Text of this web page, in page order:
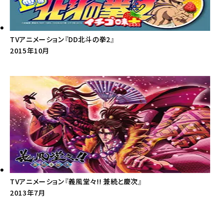
TVアニメーション『DD北斗の拳2』
2015年10月
TVアニメーション『義風堂々!! 兼続と慶次』
2013年7月